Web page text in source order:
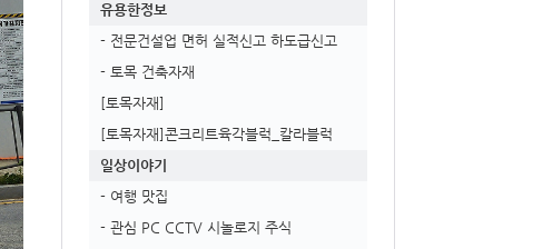
유용한정보
- 전문건설업 면허 실적신고 하도급신고
- 토목 건축자재
[토목자재]
[토목자재]콘크리트육각블럭_칼라블럭
일상이야기
- 여행 맛집
- 관심 PC CCTV 시놀로지 주식